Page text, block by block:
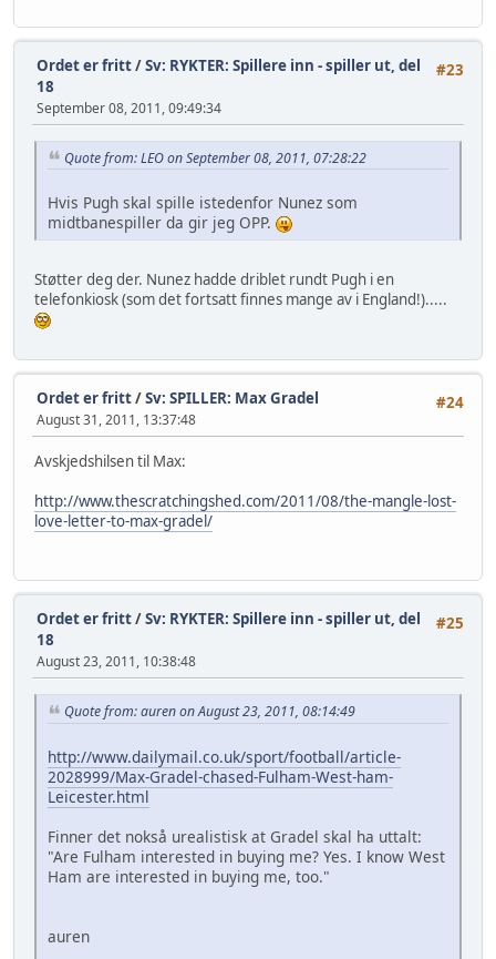
#23
Ordet er fritt/Sv: RYKTER: Spillere inn - spiller ut, del
18
September 08, 2011, 09:49:34
Quote from: LEO on September 08, 2011, 07:28:22
Hvis Pugh skal spille istedenfor Nunez som
midtbanespiller da gir jeg OPP.
Støtter deg der. Nunez hadde driblet rundt Pugh i en
telefonkiosk (som det fortsatt finnes mange av i England!).....
#24
Ordet er fritt/Sv: SPILLER: Max Gradel
August 31, 2011, 13:37:48
Avskjedshilsen til Max:
http://www.thescratchingshed.com/2011/08/the-mangle-lost-
love-letter-to-max-gradel/
#25
Ordet er fritt/Sv: RYKTER: Spillere inn - spiller ut, del
18
August 23, 2011, 10:38:48
Quote from: auren on August 23, 2011, 08:14:49
http://www.dailymail.co.uk/sport/football/article-
2028999/Max-Gradel-chased-Fulham-West-ham-
Leicester.html
Finner det nokså urealistisk at Gradel skal ha uttalt:
"Are Fulham interested in buying me? Yes. I know West
Ham are interested in buying me, too."
auren